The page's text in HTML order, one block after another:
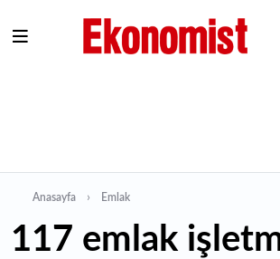
Anasayfa Emlak
117 emlak